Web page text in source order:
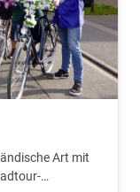
Art mit